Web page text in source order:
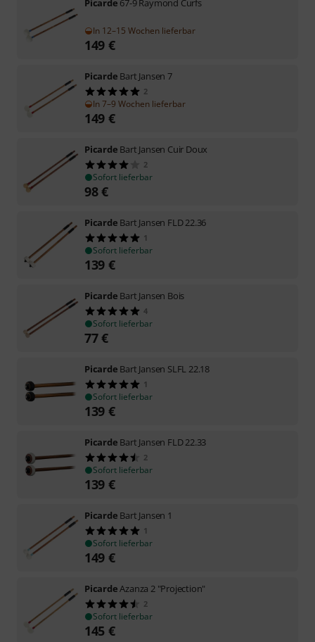
In 12–15 Wochen lieferbar
149 €
Picarde Bart Jansen 7
2
In 7–9 Wochen lieferbar
149 €
Picarde Bart Jansen Cuir Doux
2
Sofort lieferbar
98€
Picarde Bart Jansen FLD 22.36
1
Sofort lieferbar
139 €
Picarde Bart Jansen Bois
4
Sofort lieferbar
77€
Picarde Bart Jansen SLFL 22.18
1
Sofort lieferbar
139 €
Picarde Bart Jansen FLD 22.33
2
Sofort lieferbar
139 €
Picarde Bart Jansen 1
1
Sofort lieferbar
149 €
PicardeAzanza 2 "Projection"
2
Sofort lieferbar
145 €